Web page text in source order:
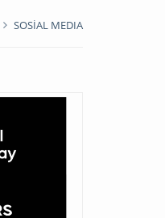
SOSİAL MEDIA